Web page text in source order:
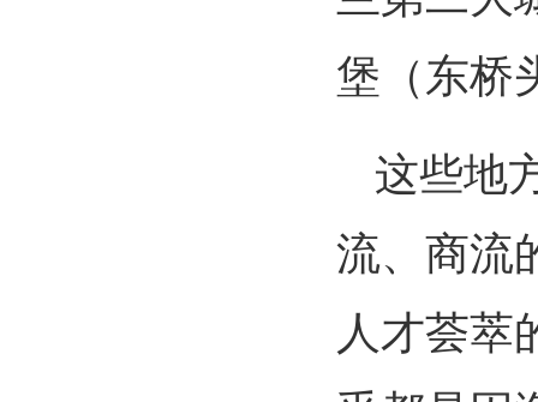
堡（东桥
这些地
流、商流
人才荟萃